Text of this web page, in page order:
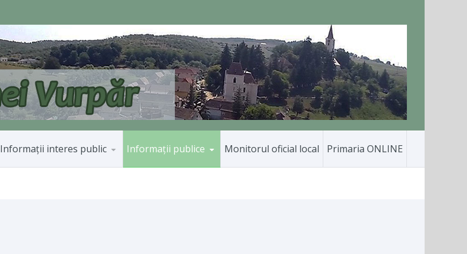
Informaţii interes public Informații publice Monitorul oficial local Primaria ONLINE